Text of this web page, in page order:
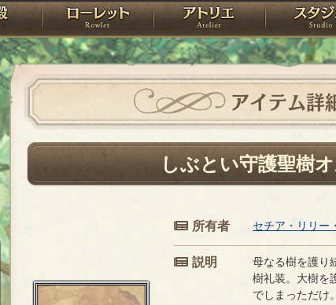
PandoraPartyProject
神殿 ローレット アトリエ
アイテム詳
しぶとい守護聖樹
所有者 セチア・リリー
説明
母なる樹を護り
樹礼装。大樹を
でしまっただけ。